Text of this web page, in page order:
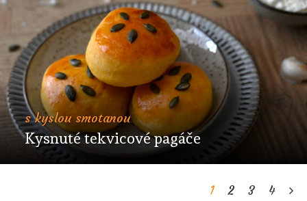
s kyslou smotanou
Kysnuté tekvicové pagáče
1 2 3 4